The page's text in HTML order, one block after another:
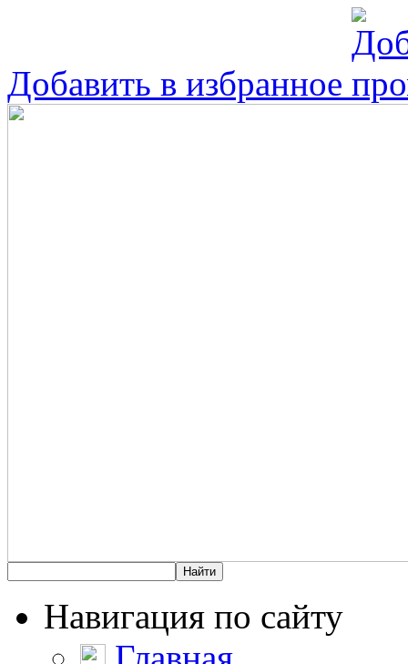
Добавить в избранное
Навигация по сайту